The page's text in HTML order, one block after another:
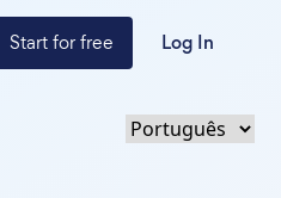
Start for free Log In